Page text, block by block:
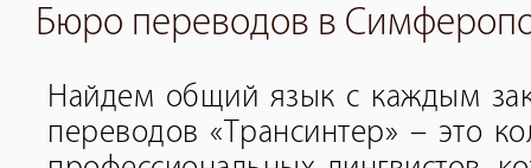
Бюро переводов в
Найдем общий язык с каждым
переводов «Трансинтер» – это